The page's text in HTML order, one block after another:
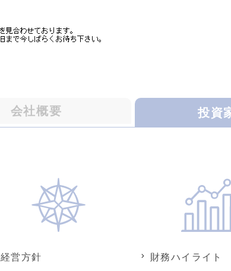
会社概要 投資
経営方針 財務ハイライト